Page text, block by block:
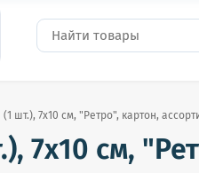
шт.), 7х10 см, "Ретро", картон,
7х10 см,